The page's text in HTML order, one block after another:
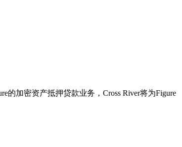
的加密资产抵押贷款业务，Cross River将为Figure